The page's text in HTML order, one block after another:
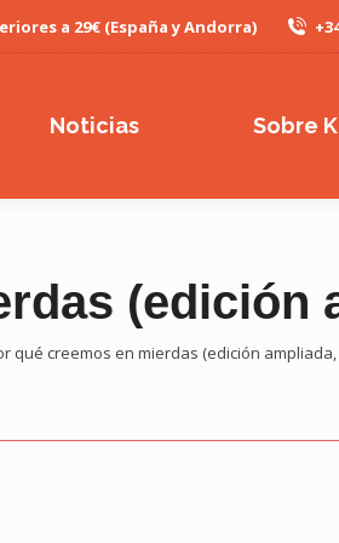
a 29€ (España y Andorra)
Noticias Sobre
(edición
qué creemos en mierdas (edición ampliada,